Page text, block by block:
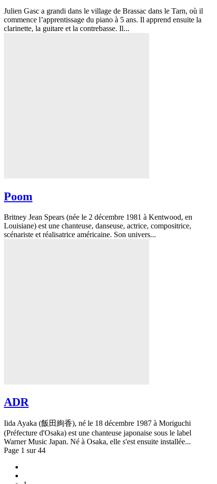
Julien Gasc a grandi dans le village de Brassac dans le Tarn, où il
commence l’apprentissage du piano à 5 ans. Il apprend ensuite la
clarinette, la guitare et la contrebasse. Il...
Poom
Britney Jean Spears (née le 2 décembre 1981 à Kentwood, en
Louisiane) est une chanteuse, danseuse, actrice, compositrice,
scénariste et réalisatrice américaine. Son univers...
ADR
Iida Ayaka (飯田絢香), né le 18 décembre 1987 à Moriguchi
(Préfecture d'Osaka) est une chanteuse japonaise sous le label
Warner Music Japan. Né à Osaka, elle s'est ensuite installée...
Page 1 sur 44